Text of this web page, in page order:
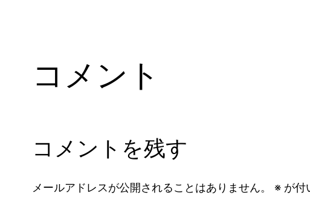
コメント
コメントを残す
メールアドレスが公開されることはありません。 ※ が付